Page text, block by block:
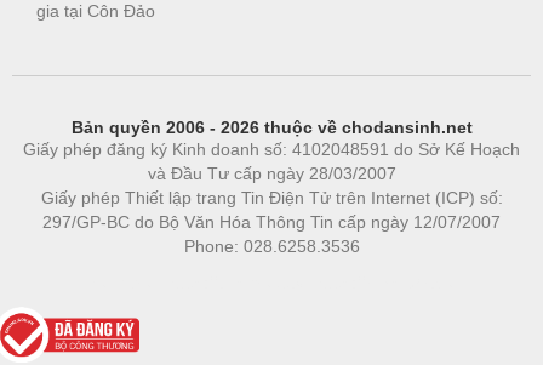
gia tại Côn Đảo
Bản quyền 2006 - 2026 thuộc về chodansinh.net
Giấy phép đăng ký Kinh doanh số: 4102048591 do Sở Kế Hoạch
và Đầu Tư cấp ngày 28/03/2007
Giấy phép Thiết lập trang Tin Điện Tử trên Internet (ICP) số:
297/GP-BC do Bộ Văn Hóa Thông Tin cấp ngày 12/07/2007
Phone: 028.6258.3536